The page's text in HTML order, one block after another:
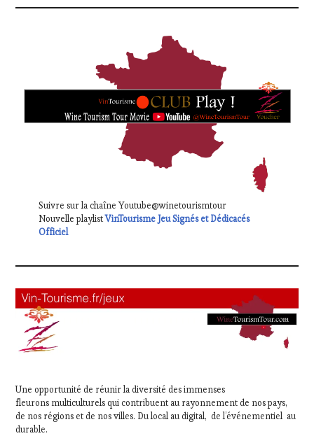
Suivre sur la chaîne Youtube@winetourismtour
Nouvelle playlistVinTourisme Jeu Signés et Dédicacés
Officiel
Une opportunité de réunir la diversité des immenses
fleurons multiculturels qui contribuent au rayonnement de nos pays,
de nos régions et de nos villes. Du local au digital, de l’événementiel au
durable.